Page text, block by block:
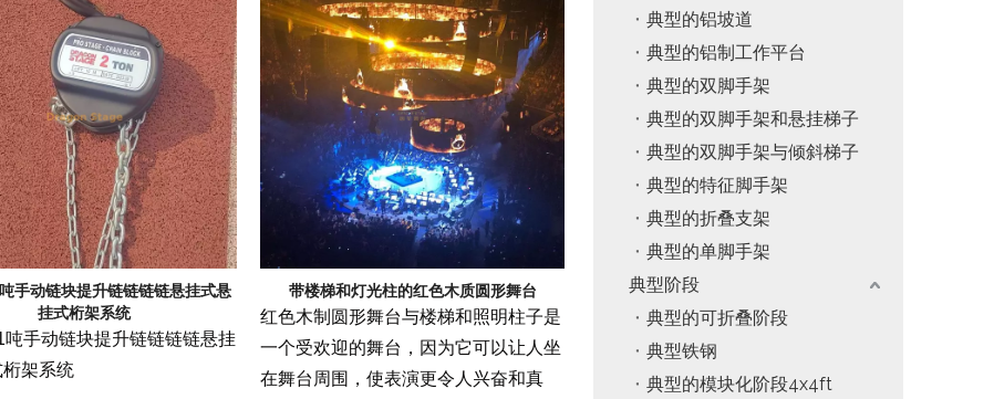
跑道舞台
户外舞台
相关舞台产品
舞台工具和配件
铝制梯子
铝制工作平台
事件LED显示
活动用品
派对活动需求
事件包装盒
婚礼珠宝
舞台照明价格
舞台音价
事件需要价格
飞行案例价格
舞台机械价格
事件帐篷价格
铝制支架价格
典型产品
手动链块提升链链链链悬挂式悬
挂式桁架系统
吨手动链块提升链链链链悬挂
架系统
带楼梯和灯光柱的红色木质圆形舞台
红色木制圆形舞台与楼梯和照明柱子是
一个受欢迎的舞台，因为它可以让人坐
在舞台周围，使表演更令人兴奋和真
典型的铝坡道
典型的铝制工作平台
典型的双脚手架
典型的双脚手架和悬挂梯子
典型的双脚手架与倾斜梯子
典型的特征脚手架
典型的折叠支架
典型的单脚手架
典型阶段
典型的可折叠阶段
典型铁钢
典型的模块化阶段4x4ft